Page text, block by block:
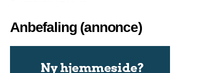
Anbefaling (annonce)